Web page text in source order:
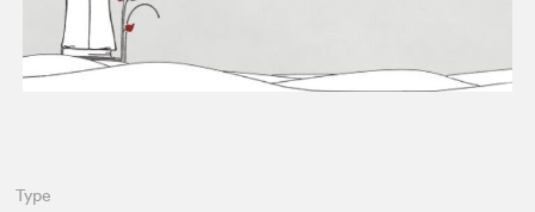
Espace médias
Type